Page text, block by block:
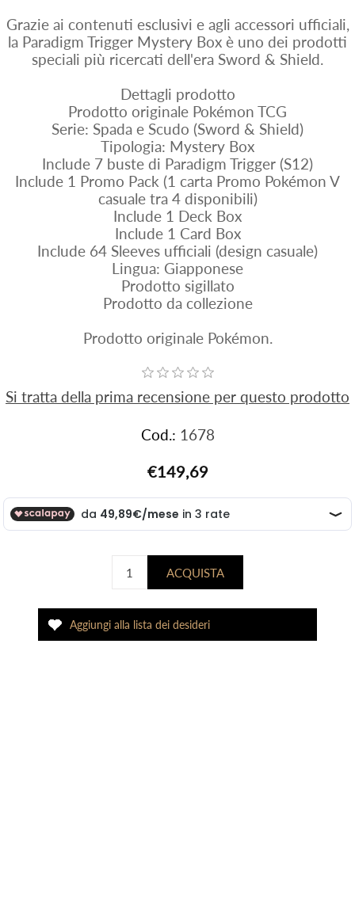
Grazie ai contenuti esclusivi e agli accessori ufficiali,
la Paradigm Trigger Mystery Box è uno dei prodotti
speciali più ricercati dell'era Sword & Shield.
Dettagli prodotto
Prodotto originale Pokémon TCG
Serie: Spada e Scudo (Sword & Shield)
Tipologia: Mystery Box
Include 7 buste di Paradigm Trigger (S12)
Include 1 Promo Pack (1 carta Promo Pokémon V
casuale tra 4 disponibili)
Include 1 Deck Box
Include 1 Card Box
Include 64 Sleeves ufficiali (design casuale)
Lingua: Giapponese
Prodotto sigillato
Prodotto da collezione
Prodotto originale Pokémon.
Si tratta della prima recensione per questo prodotto
Cod.: 1678
€149,69